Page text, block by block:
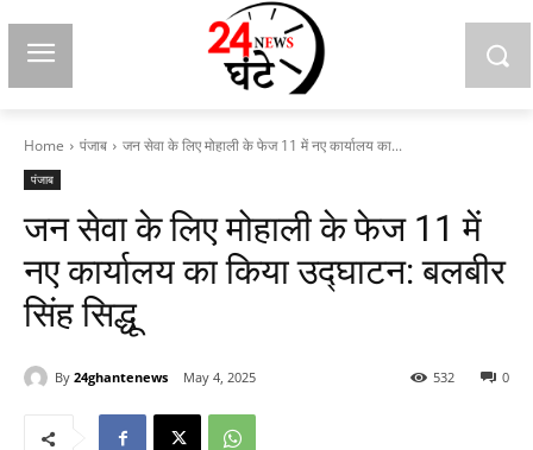
Home पंजाब जन सेवा के लिए मोहाली के फेज 11 में नए कार्यालय का...
पंजाब
जन सेवा के लिए मोहाली के फेज 11 में
नए कार्यालय का किया उद्घाटन: बलबीर
सिंह सिद्धू
By 24ghantenews May 4, 2025 0
532